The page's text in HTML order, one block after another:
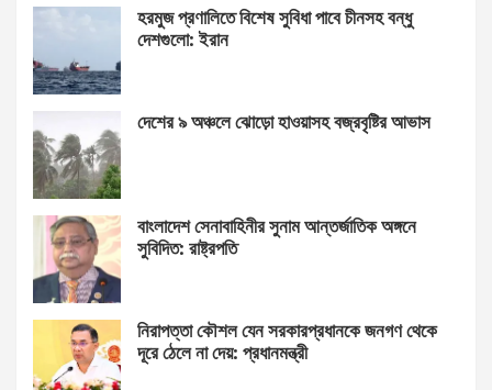
হরমুজ প্রণালিতে বিশেষ সুবিধা পাবে চীনসহ বন্ধু
দেশগুলো: ইরান
দেশের ৯ অঞ্চলে ঝোড়ো হাওয়াসহ বজ্রবৃষ্টির আভাস
বাংলাদেশ সেনাবাহিনীর সুনাম আন্তর্জাতিক অঙ্গনে
সুবিদিত: রাষ্ট্রপতি
নিরাপত্তা কৌশল যেন সরকারপ্রধানকে জনগণ থেকে
দূরে ঠেলে না দেয়: প্রধানমন্ত্রী